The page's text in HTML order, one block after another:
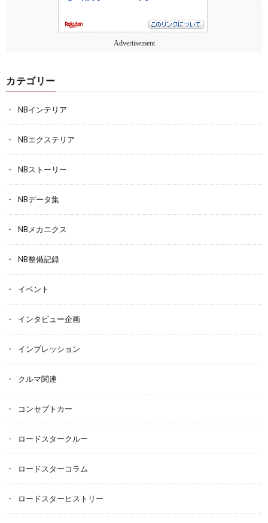
Advertisement
カテゴリー
NBインテリア
NBエクステリア
NBストーリー
NBデータ集
NBメカニクス
NB整備記録
イベント
インタビュー企画
インプレッション
クルマ関連
コンセプトカー
ロードスタークルー
ロードスターコラム
ロードスターヒストリー